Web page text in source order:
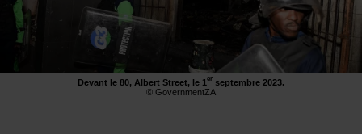
Devant le 80, Albert Street, le 1 er septembre 2023.
© GovernmentZA